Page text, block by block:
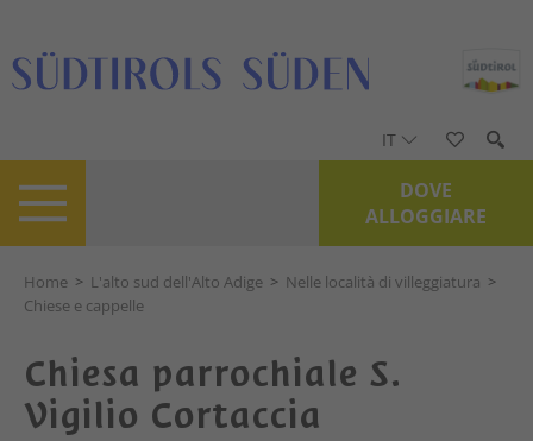
IT
DOVE
ALLOGGIARE
Home > L'alto sud dell'Alto Adige > Nelle località di villeggiatura >
Chiese e cappelle
Chiesa parrochiale S.
Vigilio Cortaccia